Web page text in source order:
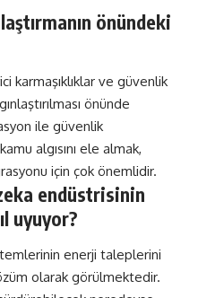
önündeki
karmaşıklıklar ve güvenlik
önünde
ile güvenlik
algısını ele almak,
için çok önemlidir.
endüstrisinin
uyuyor?
enerji taleplerini
olarak görülmektedir.